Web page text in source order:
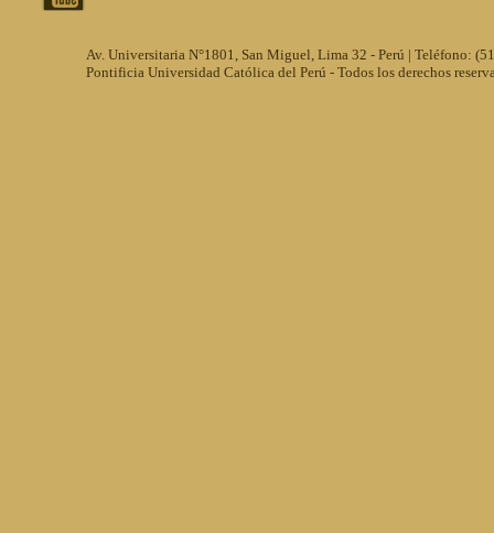
Av. Universitaria N°1801, San Miguel, Lima 32 - Perú | Teléfono:
Pontificia Universidad Católica del Perú - Todos los derechos